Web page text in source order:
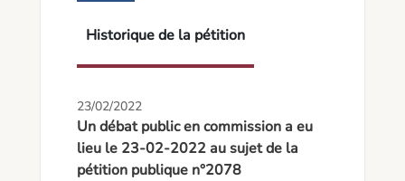
Historique de la pétition
23/02/2022
Un débat public en commission a eu
lieu le 23-02-2022 au sujet de la
pétition publique n°2078